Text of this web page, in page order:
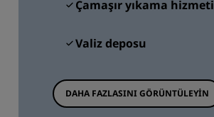
Çamaşır yıkama hizmeti
Valiz deposu
DAHA FAZLASINI GÖRÜNTÜLEYIN